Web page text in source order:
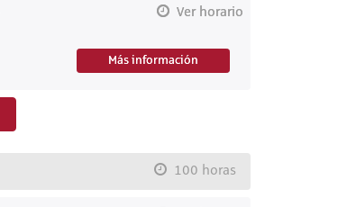
Ver horario
Más información
100 horas